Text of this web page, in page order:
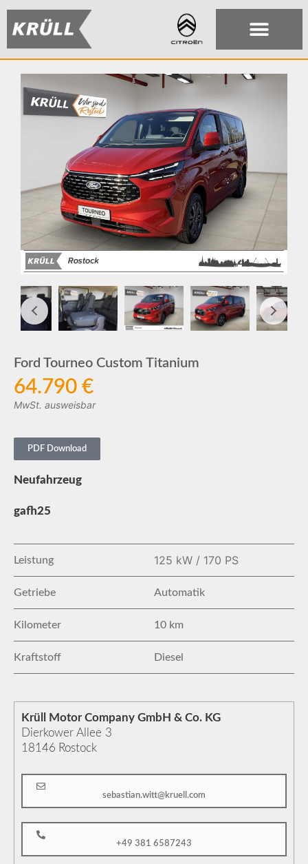
Ford Tourneo Custom Titanium
64.790 €
MwSt. ausweisbar
PDF Download
Neufahrzeug
gafh25
Leistung 125 kW / 170 PS
Getriebe Automatik
Kilometer 10 km
Kraftstoff Diesel
Krüll Motor Company GmbH & Co. KG
Dierkower Allee 3
18146 Rostock
sebastian.witt@kruell.com
+49 381 6587243